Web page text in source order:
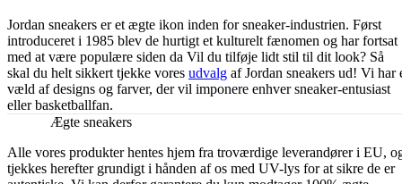
Jordan sneakers er et ægte ikon inden for sneaker-industrien. Først
introduceret i 1985 blev de hurtigt et kulturelt fænomen og har fortsat
med at være populære siden da Vil du tilføje lidt stil til dit look? Så
skal du helt sikkert tjekke vores udvalg af Jordan sneakers ud! Vi har
væld af designs og farver, der vil imponere enhver sneaker-entusiast
eller basketballfan.
Ægte sneakers
Alle vores produkter hentes hjem fra troværdige leverandører i EU,
tjekkes herefter grundigt i hånden af os med UV-lys for at sikre de er